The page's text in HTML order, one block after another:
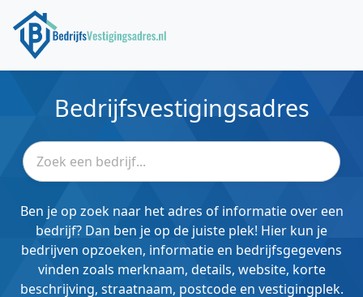
Bedrijfsvestigingsadres
Ben je op zoek naar het adres of informatie over een
bedrijf? Dan ben je op de juiste plek! Hier kun je
bedrijven opzoeken, informatie en bedrijfsgegevens
vinden zoals merknaam, details, website, korte
beschrijving, straatnaam, postcode en vestigingplek.